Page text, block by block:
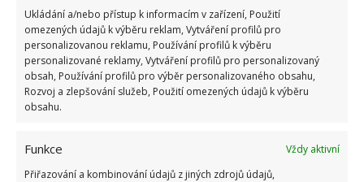
Ukládání a/nebo přístup k informacím v zařízení, Použití
omezených údajů k výběru reklam, Vytváření profilů pro
personalizovanou reklamu, Používání profilů k výběru
personalizované reklamy, Vytváření profilů pro personalizovaný
obsah, Používání profilů pro výběr personalizovaného obsahu,
Rozvoj a zlepšování služeb, Použití omezených údajů k výběru
obsahu.
Funkce
Vždy aktivní
Přiřazování a kombinování údajů z jiných zdrojů údajů,
další kuchyňské náčiní. Na BydlímeÚtulně jsme pro
vás také sepsali pokyny, jak můžete „po trampsku“
klasickouplechovku otevřít nožem , nebo dokonce i
lžící.